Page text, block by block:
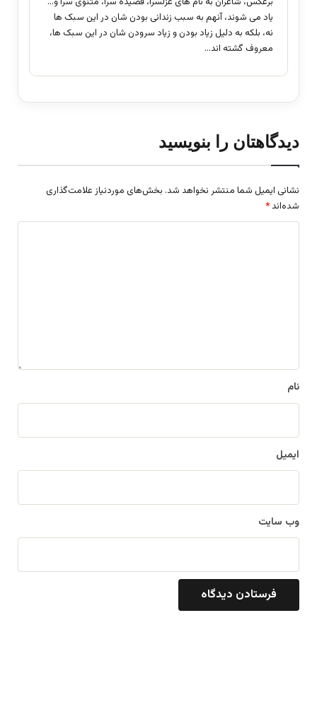
یاد می شوند، آنهم به سبب زندانی بودن شان در این سبک ها
نه، بلکه به دلیل زیاد بودن و زیاد سرودن شان در این سبک ها،
معروف گشته اند…
دیدگاهتان را بنویسید
نشانی ایمیل شما منتشر نخواهد شد. بخش‌های موردنیاز علامت‌گذاری
شده‌اند *
نام
ایمیل
وب‌ سایت